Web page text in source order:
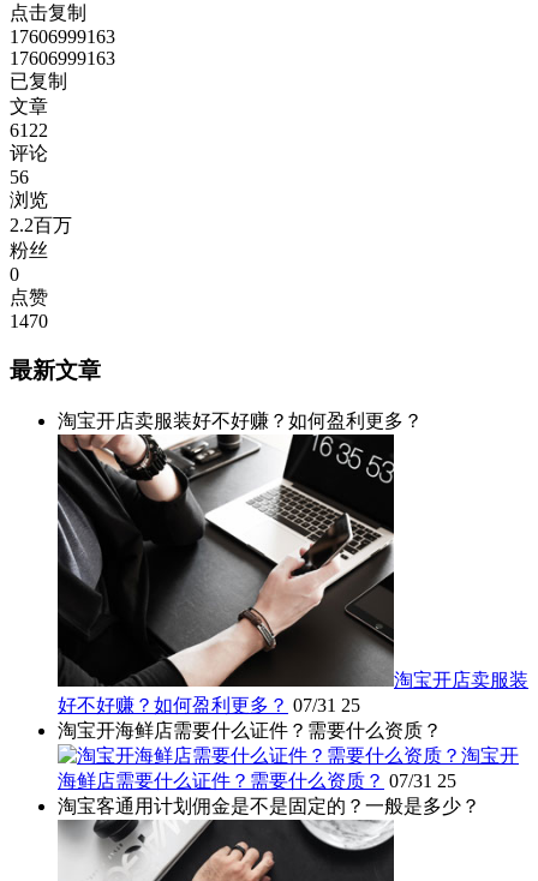
点击复制
17606999163
17606999163
已复制
文章
6122
评论
56
浏览
2.2百万
粉丝
0
点赞
1470
最新文章
淘宝开店卖服装好不好赚？如何盈利更多？
淘宝开店卖服装
好不好赚？如何盈利更多？ 07/31 25
淘宝开海鲜店需要什么证件？需要什么资质？
淘宝开
海鲜店需要什么证件？需要什么资质？ 07/31 25
淘宝客通用计划佣金是不是固定的？一般是多少？